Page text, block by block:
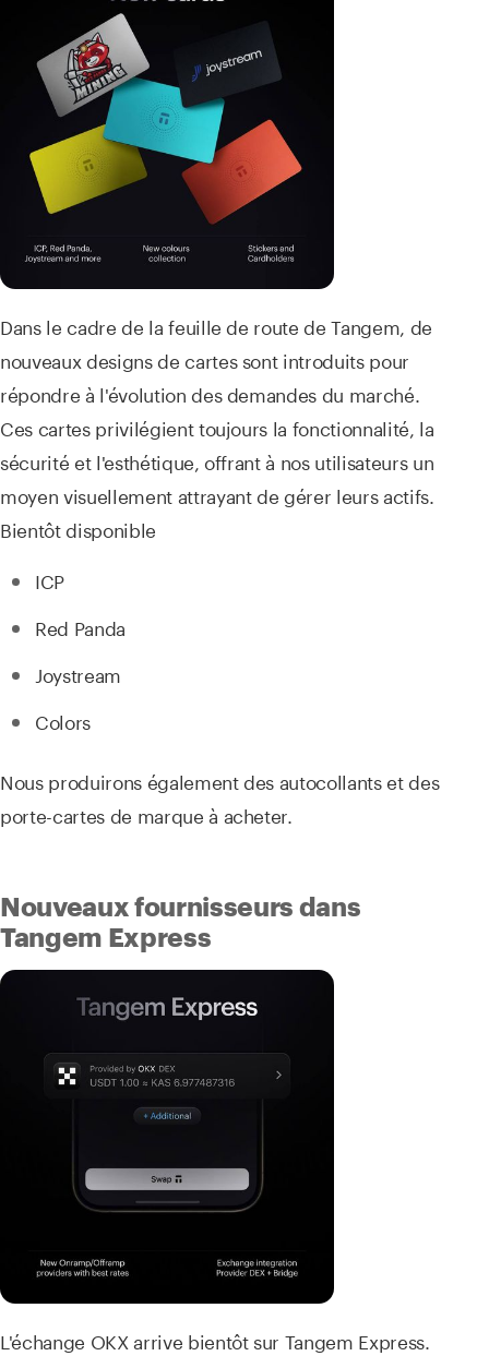
Dans le cadre de la feuille de route de Tangem, de
nouveaux designs de cartes sont introduits pour
répondre à l'évolution des demandes du marché.
Ces cartes privilégient toujours la fonctionnalité, la
sécurité et l'esthétique, offrant à nos utilisateurs un
moyen visuellement attrayant de gérer leurs actifs.
Bientôt disponible
ICP
Red Panda
Joystream
Colors
Nous produirons également des autocollants et des
porte-cartes de marque à acheter.
Nouveaux fournisseurs dans
Tangem Express
L'échange OKX arrive bientôt sur Tangem Express.